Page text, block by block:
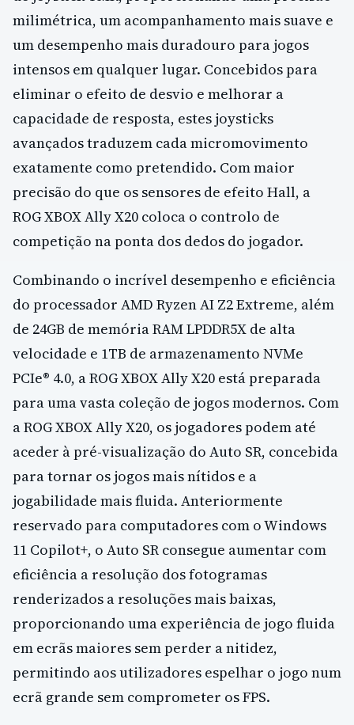
milimétrica, um acompanhamento mais suave e
um desempenho mais duradouro para jogos
intensos em qualquer lugar. Concebidos para
eliminar o efeito de desvio e melhorar a
capacidade de resposta, estes joysticks
avançados traduzem cada micromovimento
exatamente como pretendido. Com maior
precisão do que os sensores de efeito Hall, a
ROG XBOX Ally X20 coloca o controlo de
competição na ponta dos dedos do jogador.
Combinando o incrível desempenho e eficiência
do processador AMD Ryzen AI Z2 Extreme, além
de 24GB de memória RAM LPDDR5X de alta
velocidade e 1TB de armazenamento NVMe
PCIe® 4.0, a ROG XBOX Ally X20 está preparada
para uma vasta coleção de jogos modernos. Com
a ROG XBOX Ally X20, os jogadores podem até
aceder à pré-visualização do Auto SR, concebida
para tornar os jogos mais nítidos e a
jogabilidade mais fluida. Anteriormente
reservado para computadores com o Windows
11 Copilot+, o Auto SR consegue aumentar com
eficiência a resolução dos fotogramas
renderizados a resoluções mais baixas,
proporcionando uma experiência de jogo fluida
em ecrãs maiores sem perder a nitidez,
permitindo aos utilizadores espelhar o jogo num
ecrã grande sem comprometer os FPS.